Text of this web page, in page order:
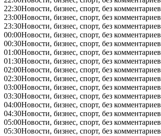
22:30Новости, бизнес, спорт, без комментариев
23:00Новости, бизнес, спорт, без комментариев
23:30Новости, бизнес, спорт, без комментариев
00:00Новости, бизнес, спорт, без комментариев
00:30Новости, бизнес, спорт, без комментариев
01:00Новости, бизнес, спорт, без комментариев
01:30Новости, бизнес, спорт, без комментариев
02:00Новости, бизнес, спорт, без комментариев
02:30Новости, бизнес, спорт, без комментариев
03:00Новости, бизнес, спорт, без комментариев
03:30Новости, бизнес, спорт, без комментариев
04:00Новости, бизнес, спорт, без комментариев
04:30Новости, бизнес, спорт, без комментариев
05:00Новости, бизнес, спорт, без комментариев
05:30Новости, бизнес, спорт, без комментариев